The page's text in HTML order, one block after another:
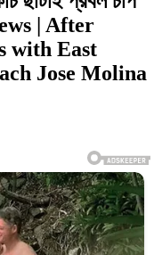
| After
with East
Jose Molina